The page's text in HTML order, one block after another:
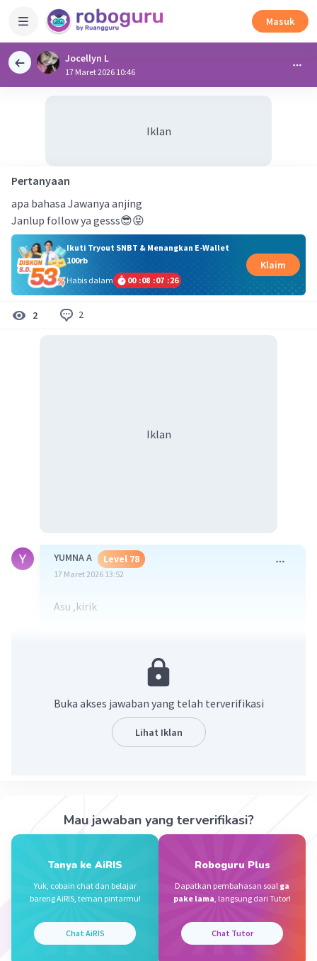
Masuk
Jocellyn L
17 Maret 2026 10:46
Iklan
Pertanyaan
apa bahasa Jawanya anjing
Janlup follow ya gesss😎😝
Ikuti Tryout SNBT & Menangkan E-Wallet
100rb
Habis dalam
00 :08 :07 :26
Klaim
2 2
Iklan
YUMNA A Level 78
17 Maret 2026 13:52
Asu ,kirik
Qafisha K Level 53
17 Maret 2026 14:59
Buka akses jawaban yang telah terverifikasi
Lihat Iklan
Mau jawaban yang terverifikasi?
Tanya ke AiRIS
Yuk, cobain chat dan belajar
bareng AiRIS, teman pintarmu!
Chat AiRIS
Roboguru Plus
Dapatkan pembahasan soal ga
pake lama, langsung dari Tutor!
Chat Tutor